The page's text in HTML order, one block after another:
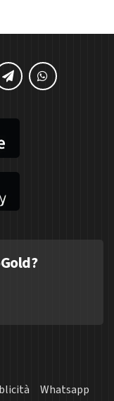
Whatsapp